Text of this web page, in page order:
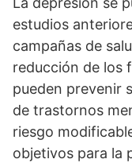
estudios
campañas de
reducción de los
pueden prevenir
de trastornos
riesgo
objetivos para la